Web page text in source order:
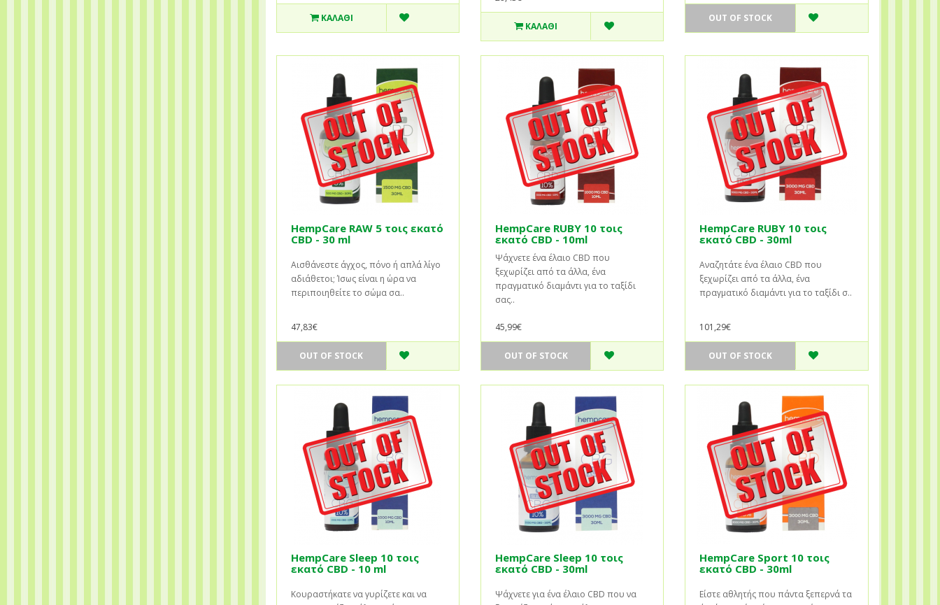
ΚΑΛΆΘΙ
ΚΑΛΆΘΙ
OUT OF STOCK
HempCare RAW 5 τοις εκατό
CBD - 30 ml
Αισθάνεστε άγχος, πόνο ή απλά λίγο
αδιάθετοι; Ίσως είναι η ώρα να
περιποιηθείτε το σώμα σα..
47,83€
OUT OF STOCK
HempCare RUBY 10 τοις
εκατό CBD - 10ml
Ψάχνετε ένα έλαιο CBD που
ξεχωρίζει από τα άλλα, ένα
πραγματικό διαμάντι για το ταξίδι
σας..
45,99€
OUT OF STOCK
HempCare RUBY 10 τοις
εκατό CBD - 30ml
Αναζητάτε ένα έλαιο CBD που
ξεχωρίζει από τα άλλα, ένα
πραγματικό διαμάντι για το ταξίδι σ..
101,29€
OUT OF STOCK
HempCare Sleep 10 τοις
εκατό CBD - 10 ml
Κουραστήκατε να γυρίζετε και να
HempCare Sleep 10 τοις
εκατό CBD - 30ml
Ψάχνετε για ένα έλαιο CBD που να
HempCare Sport 10 τοις
εκατό CBD - 30ml
Είστε αθλητής που πάντα ξεπερνά τα